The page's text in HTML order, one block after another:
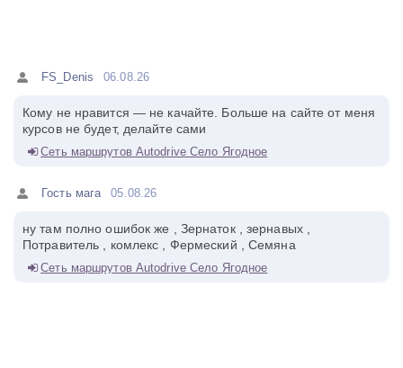
FS_Denis 06.08.26
Кому не нравится — не качайте. Больше на сайте от меня
курсов не будет, делайте сами
Сеть маршрутов Autodrive Село Ягодное
Гость мага 05.08.26
ну там полно ошибок же , Зернаток , зернавых ,
Потравитель , комлекс , Фермеский , Семяна
Сеть маршрутов Autodrive Село Ягодное